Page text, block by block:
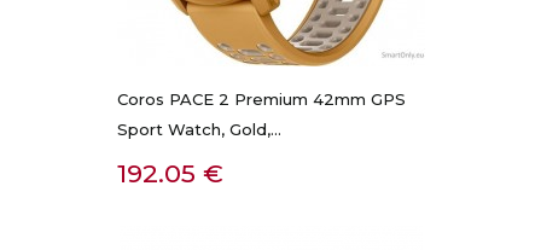
Coros PACE 2 Premium 42mm GPS
Sport Watch, Gold,...
Kaina
192.05 €